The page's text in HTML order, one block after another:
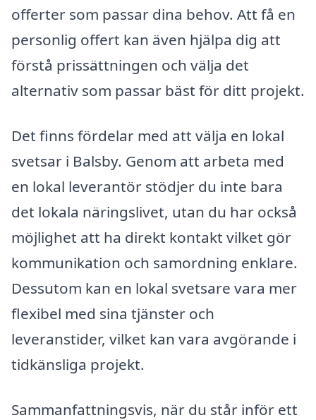
offerter som passar dina behov. Att få en
personlig offert kan även hjälpa dig att
förstå prissättningen och välja det
alternativ som passar bäst för ditt projekt.
Det finns fördelar med att välja en lokal
svetsar i Balsby. Genom att arbeta med
en lokal leverantör stödjer du inte bara
det lokala näringslivet, utan du har också
möjlighet att ha direkt kontakt vilket gör
kommunikation och samordning enklare.
Dessutom kan en lokal svetsare vara mer
flexibel med sina tjänster och
leveranstider, vilket kan vara avgörande i
tidkänsliga projekt.
Sammanfattningsvis, när du står inför ett